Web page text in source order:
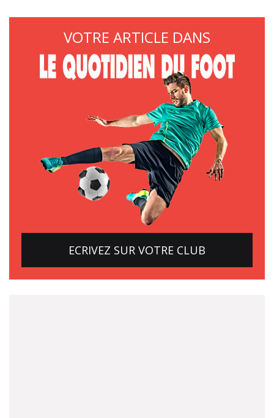
VOTRE ARTICLE DANS
ECRIVEZ SUR VOTRE CLUB